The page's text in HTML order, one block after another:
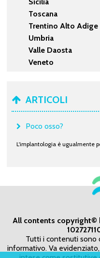
Toscana
Trentino Alto Adige
Umbria
Valle Daosta
Veneto
ARTICOLI
Poco osso?
L'implantologia è ugualmente
All contents copyright©
Tutti i contenuti sono
informativo. Va